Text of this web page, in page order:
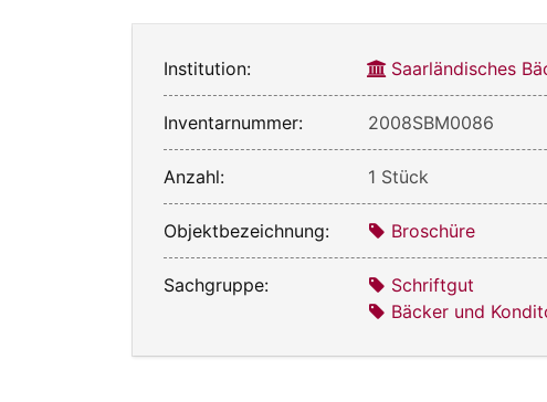
Institution: Saarländisches
Inventarnummer: 2008SBM0086
Anzahl: 1 Stück
Objektbezeichnung: Broschüre
Sachgruppe:
Schriftgut
Bäcker und